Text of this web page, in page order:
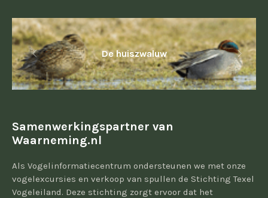
De huiszwaluw
Samenwerkingspartner van
Waarneming.nl
Als Vogelinformatiecentrum ondersteunen we met onze
vogelexcursies en verkoop van spullen de Stichting Texel
Vogeleiland. Deze stichting zorgt ervoor dat het